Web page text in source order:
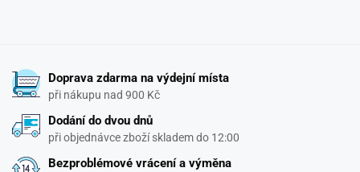
Doprava zdarma na výdejní místa
při nákupu nad 900 Kč
Dodání do dvou dnů
při objednávce zboží skladem do 12:00
Bezproblémové vrácení a výměna